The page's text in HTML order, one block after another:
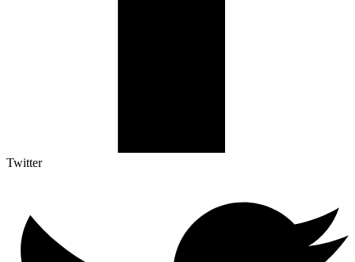
Twitter